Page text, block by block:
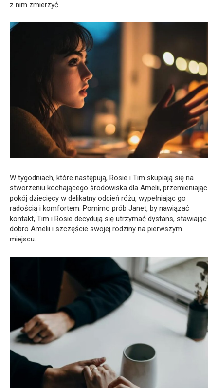
z nim zmierzyć.
W tygodniach, które następują, Rosie i Tim skupiają się na
stworzeniu kochającego środowiska dla Amelii, przemieniając
pokój dziecięcy w delikatny odcień różu, wypełniając go
radością i komfortem. Pomimo prób Janet, by nawiązać
kontakt, Tim i Rosie decydują się utrzymać dystans, stawiając
dobro Amelii i szczęście swojej rodziny na pierwszym
miejscu.